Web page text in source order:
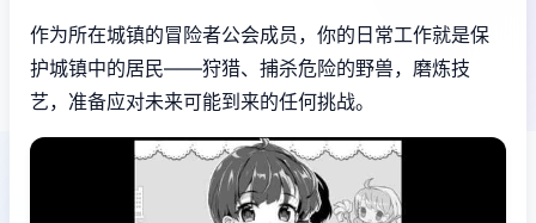
作为所在城镇的冒险者公会成员，你的日常工作就是保
护城镇中的居民——狩猎、捕杀危险的野兽，磨炼技
艺，准备应对未来可能到来的任何挑战。